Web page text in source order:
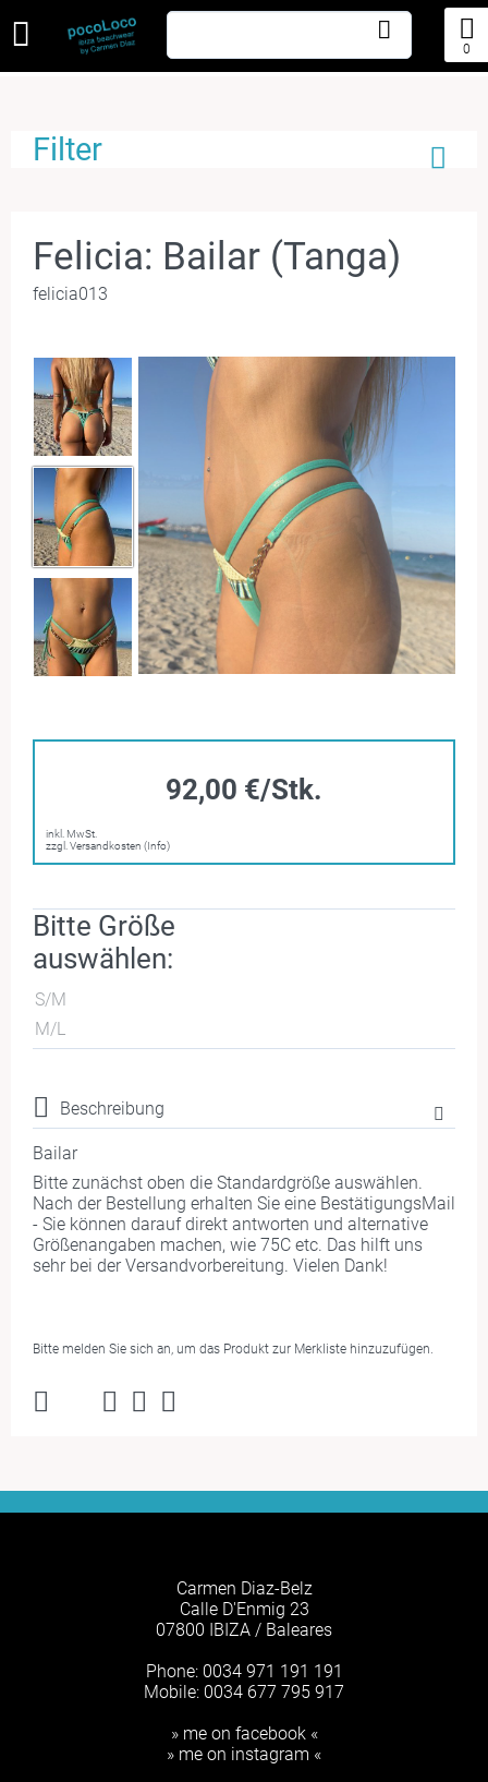
0
Filter
Felicia: Bailar (Tanga)
felicia013
92,00 €/Stk.
inkl. MwSt.
zzgl. Versandkosten (Info)
Bitte Größe
auswählen:
S/M
M/L
Beschreibung
Bailar
Bitte zunächst oben die Standardgröße auswählen.
Nach der Bestellung erhalten Sie eine BestätigungsMail
- Sie können darauf direkt antworten und alternative
Größenangaben machen, wie 75C etc. Das hilft uns
sehr bei der Versandvorbereitung. Vielen Dank!
Bitte melden Sie sich an, um das Produkt zur Merkliste hinzuzufügen.
Carmen Diaz-Belz
Calle D'Enmig 23
07800 IBIZA / Baleares
Phone: 0034 971 191 191
Mobile: 0034 677 795 917
» me on facebook «
» me on instagram «